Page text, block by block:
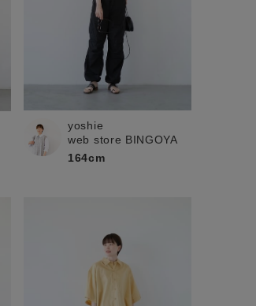
yoshie
web store BINGOYA
164cm